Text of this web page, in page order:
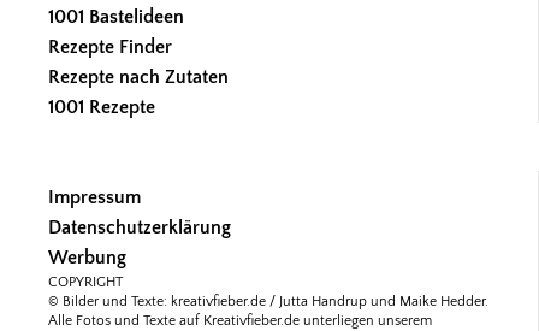
1001 Bastelideen
Rezepte Finder
Rezepte nach Zutaten
1001 Rezepte
Impressum
Datenschutzerklärung
Werbung
COPYRIGHT
© Bilder und Texte: kreativfieber.de / Jutta Handrup und Maike Hedder.
Alle Fotos und Texte auf Kreativfieber.de unterliegen unserem